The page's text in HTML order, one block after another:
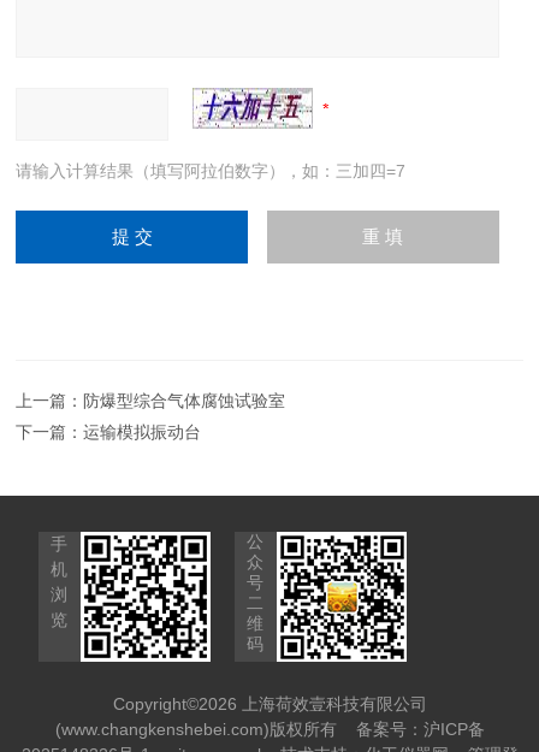
请输入计算结果（填写阿拉伯数字），如：三加四=7
上一篇： 防爆型综合气体腐蚀试验室
下一篇：运输模拟振动台
手
机
浏
览
公
众
号
二
维
码
Copyright©2026 上海荷效壹科技有限公司
(www.changkenshebei.com)版权所有 备案号：沪ICP备